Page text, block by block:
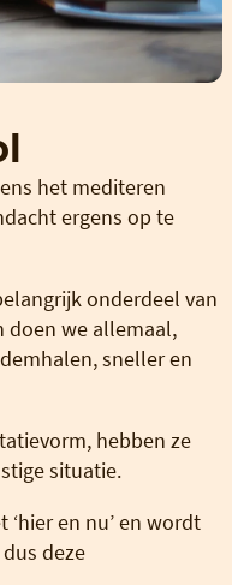
het mediteren
ergens op te
onderdeel van
doen we allemaal,
sneller en
hebben ze
situatie.
en nu’ en wordt
deze